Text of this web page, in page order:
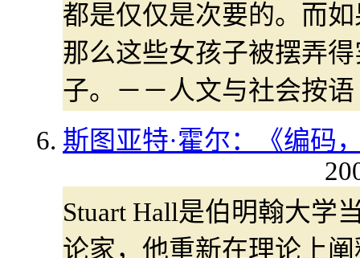
都是仅仅是次要的。而
那么这些女孩子被摆弄
子。－－人文与社会按语
斯图亚特·霍尔：《编码
Stuart Hall是伯明翰大学
论家，他重新在理论上